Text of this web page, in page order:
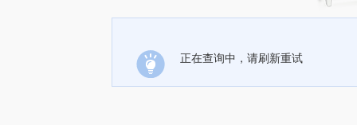
正在查询中，请刷新重试